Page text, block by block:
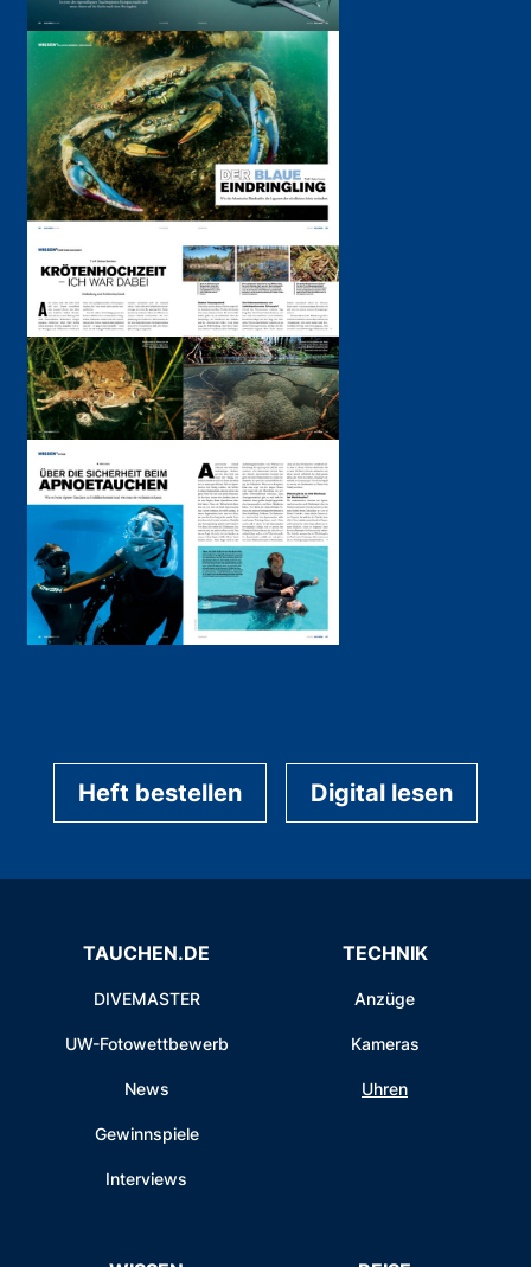
Heft bestellen Digital lesen
TAUCHEN.DE
DIVEMASTER
UW-Fotowettbewerb
News
Gewinnspiele
Interviews
TECHNIK
Anzüge
Kameras
Uhren